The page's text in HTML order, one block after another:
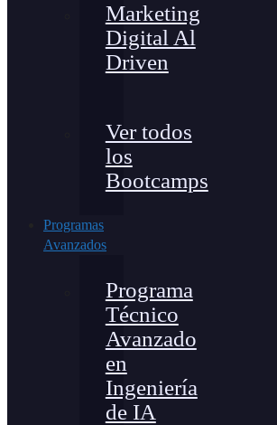
Marketing
Digital Al
Driven
Ver todos
los
Bootcamps
Programas
Avanzados
Programa
Técnico
Avanzado
en
Ingeniería
de IA